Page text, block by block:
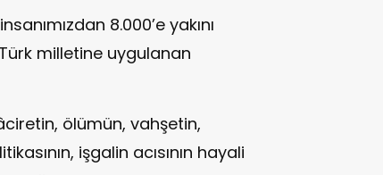
8.000’e yakını
milletine uygulanan
ölümün, vahşetin,
işgalin acısının hayali